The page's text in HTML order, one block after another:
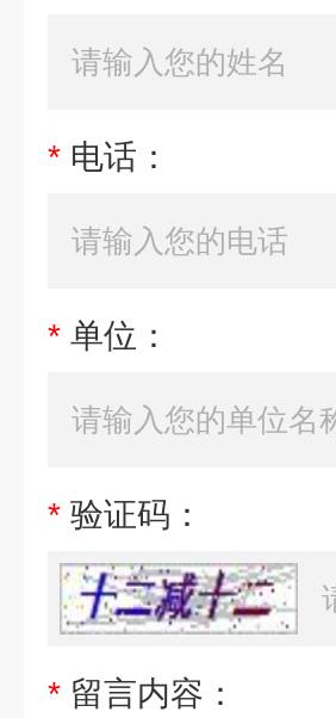
* 电话：
* 单位：
* 验证码：
* 留言内容：